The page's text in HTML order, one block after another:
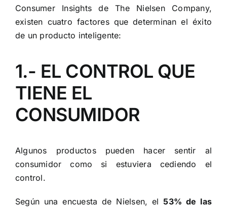
Consumer Insights de The Nielsen Company,
existen cuatro factores que determinan el éxito
de un producto inteligente:
1.- EL CONTROL QUE
TIENE EL
CONSUMIDOR
Algunos productos pueden hacer sentir al
consumidor como si estuviera cediendo el
control.
Según una encuesta de Nielsen, el53% de las